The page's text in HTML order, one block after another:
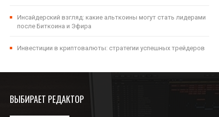
Инсайдерский взгляд: какие альткоины могут стать лидерами
после Биткоина и Эфира
Инвестиции в криптовалюты: стратегии успешных трейдеров
ВЫБИРАЕТ РЕДАКТОР